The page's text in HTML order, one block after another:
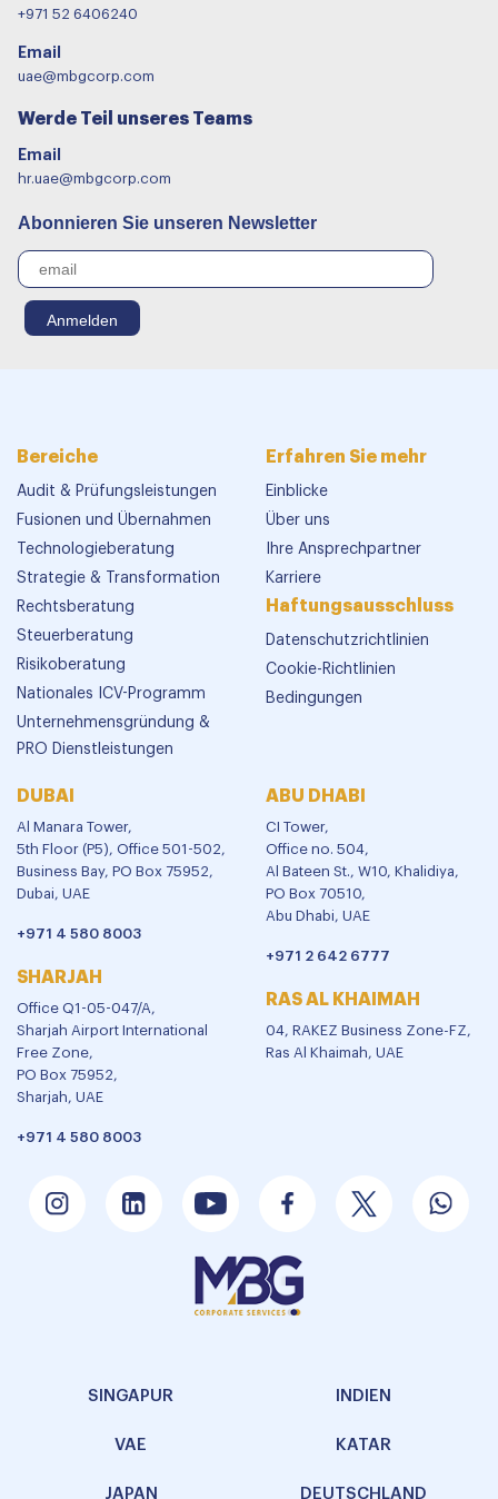
+971 52 6406240
Email
uae@mbgcorp.com
Werde Teil unseres Teams
Email
hr.uae@mbgcorp.com
Abonnieren Sie unseren Newsletter
Bereiche
Audit & Prüfungsleistungen
Fusionen und Übernahmen
Technologieberatung
Strategie & Transformation
Rechtsberatung
Steuerberatung
Risikoberatung
Nationales ICV-Programm
Unternehmensgründung &
PRO Dienstleistungen
Erfahren Sie mehr
Einblicke
Über uns
Ihre Ansprechpartner
Karriere
Haftungsausschluss
Datenschutzrichtlinien
Cookie-Richtlinien
Bedingungen
DUBAI
Al Manara Tower,
5th Floor (P5), Office 501-502,
Business Bay, PO Box 75952,
Dubai, UAE
+971 4 580 8003
SHARJAH
Office Q1-05-047/A,
Sharjah Airport International
Free Zone,
PO Box 75952,
Sharjah, UAE
+971 4 580 8003
ABU DHABI
CI Tower,
Office no. 504,
Al Bateen St., W10, Khalidiya,
PO Box 70510,
Abu Dhabi, UAE
+971 2 642 6777
RAS AL KHAIMAH
04, RAKEZ Business Zone-FZ,
Ras Al Khaimah, UAE
SINGAPUR INDIEN
VAE KATAR
JAPAN DEUTSCHLAND